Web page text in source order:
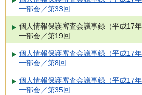
一部会／第33回
個人情報保護審査会議事録（平成17
一部会／第19回
個人情報保護審査会議事録（平成17
一部会／第8回
個人情報保護審査会議事録（平成17
一部会／第35回